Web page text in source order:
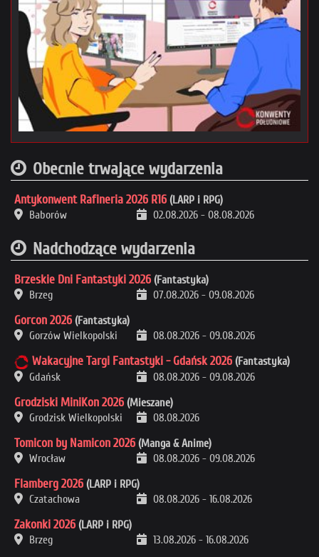
Obecnie trwające wydarzenia
Antykonwent Rafineria 2026 R16 (LARP i RPG)
Baborów
02.08.2026 - 08.08.2026
Nadchodzące wydarzenia
Brzeskie Dni Fantastyki 2026 (Fantastyka)
Brzeg
07.08.2026 - 09.08.2026
Gorcon 2026 (Fantastyka)
Gorzów Wielkopolski
08.08.2026 - 09.08.2026
Wakacyjne Targi Fantastyki - Gdańsk 2026 (Fantastyka)
Gdańsk
08.08.2026 - 09.08.2026
Grodziski MiniKon 2026 (Mieszane)
Grodzisk Wielkopolski
08.08.2026
Tomicon by Namicon 2026 (Manga & Anime)
Wrocław
08.08.2026 - 09.08.2026
Flamberg 2026 (LARP i RPG)
Czatachowa
08.08.2026 - 16.08.2026
Zakonki 2026 (LARP i RPG)
Brzeg
13.08.2026 - 16.08.2026